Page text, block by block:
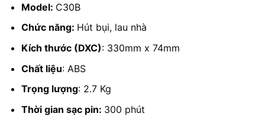
Model: C30B
Chức năng: Hút bụi, lau nhà
Kích thước (DXC): 330mm x 74mm
Chất liệu: ABS
Trọng lượng: 2.7 Kg
Thời gian sạc pin: 300 phút